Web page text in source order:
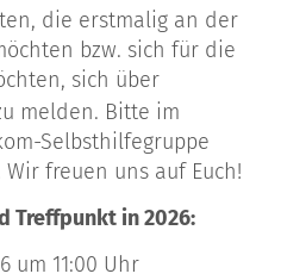
die erstmalig an der
bzw. sich für die
sich über
melden. Bitte im
Selbsthilfegruppe
freuen uns auf Euch!
Treffpunkt in 2026:
um 11:00 Uhr